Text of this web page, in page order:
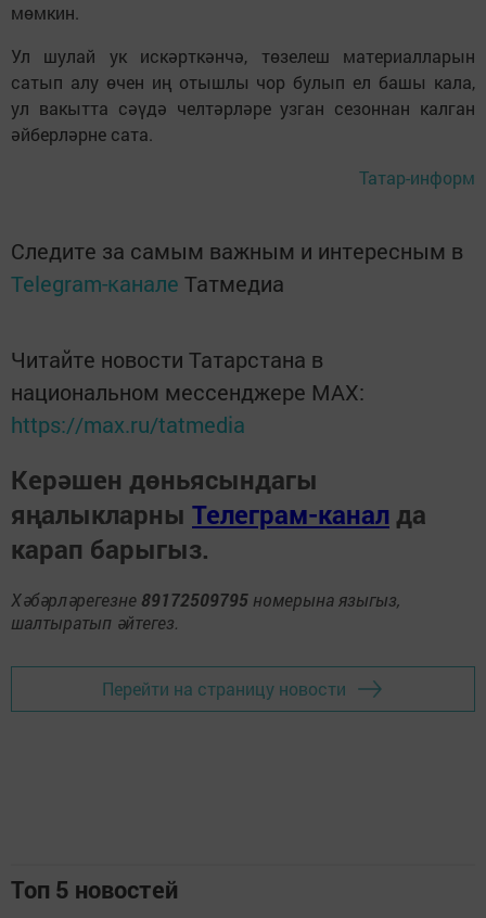
мөмкин.
Ул шулай ук искәрткәнчә, төзелеш материалларын
сатып алу өчен иң отышлы чор булып ел башы кала,
ул вакытта сәүдә челтәрләре узган сезоннан калган
әйберләрне сата.
Татар-информ
Следите за самым важным и интересным в
Telegram-канале Татмедиа
Читайте новости Татарстана в
национальном мессенджере MАХ:
https://max.ru/tatmedia
Керәшен дөньясындагы
яңалыкларны Телеграм-канал да
карап барыгыз.
Хәбәрләрегезне 89172509795 номерына языгыз,
шалтыратып әйтегез.
Перейти на страницу новости
Топ 5 новостей